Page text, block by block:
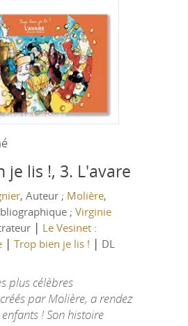
je lis !, 3. L'avare
, Auteur ; Molière,
; Virginie
| Le Vesinet :
| Trop bien je lis ! | DL
plus célèbres
par Molière, a rendez
enfants ! Son histoire